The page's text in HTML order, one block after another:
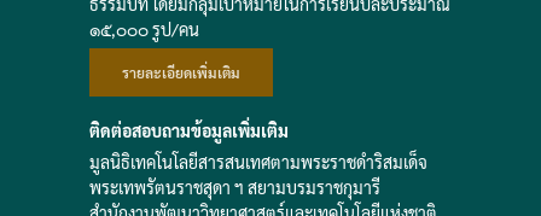
๑๕,๐๐๐ รูป/คน
รายละเอียดเพิ่มเติม
ติดต่อสอบถามข้อมูลเพิ่มเติม
มูลนิธิเทคโนโลยีสารสนเทศตามพระราชดำริสมเด็จ
พระเทพรัตนราชสุดา ฯ สยามบรมราชกุมารี